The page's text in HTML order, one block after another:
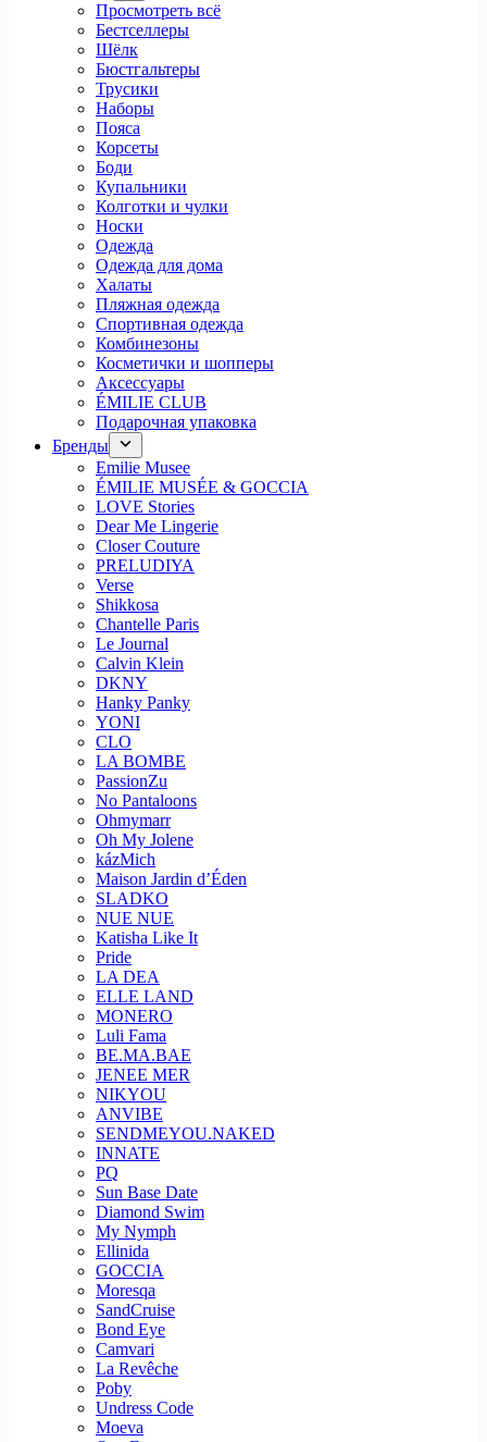
Просмотреть всё
Бестселлеры
Шёлк
Бюстгальтеры
Трусики
Наборы
Пояса
Корсеты
Боди
Купальники
Колготки и чулки
Носки
Одежда
Одежда для дома
Халаты
Пляжная одежда
Спортивная одежда
Комбинезоны
Косметички и шопперы
Аксессуары
ÉMILIE CLUB
Подарочная упаковка
Бренды
Emilie Musee
ÉMILIE MUSÉE & GOCCIA
LOVE Stories
Dear Me Lingerie
Closer Couture
PRELUDIYA
Verse
Shikkosa
Chantelle Paris
Le Journal
Calvin Klein
DKNY
Hanky Panky
YONI
CLO
LA BOMBE
PassionZu
No Pantaloons
Ohmymarr
Oh My Jolene
kázMich
Maison Jardin d’Éden
SLADKO
NUE NUE
Katisha Like It
Pride
LA DEA
ELLE LAND
MONERO
Luli Fama
BE.MA.BAE
JENEE MER
NIKYOU
ANVIBE
SENDMEYOU.NAKED
INNATE
PQ
Sun Base Date
Diamond Swim
My Nymph
Ellinida
GOCCIA
Moresqa
SandCruise
Bond Eye
Camvari
La Revêche
Poby
Undress Code
Moeva